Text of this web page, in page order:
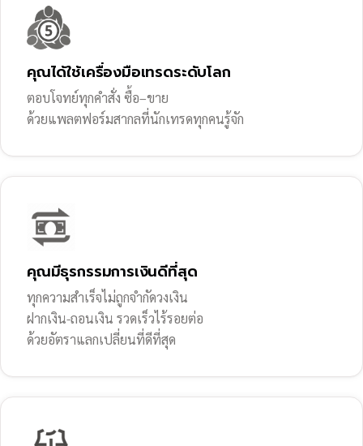
คุณได้ใช้เครื่องมือเทรดระดับโลก
ตอบโจทย์ทุกคำสั่ง ซื้อ–ขาย
ด้วยแพลตฟอร์มสากลที่นักเทรดทุกคนรู้จัก
คุณมีธุรกรรมการเงินดีที่สุด
ทุกความสำเร็จไม่ถูกจำกัดวงเงิน
ฝากเงิน-ถอนเงิน รวดเร็วไร้รอยต่อ
ด้วยอัตราแลกเปลี่ยนที่ดีที่สุด